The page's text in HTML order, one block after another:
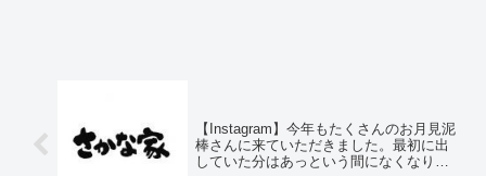
【Instagram】今年もたくさんのお月見泥
棒さんに来ていただきました。最初に出
していた分はあっという間になくなり、